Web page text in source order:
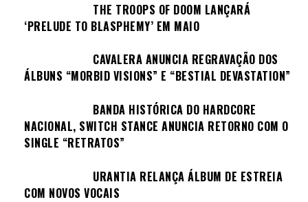
THE TROOPS OF DOOM LANÇARÁ
‘PRELUDE TO BLASPHEMY’ EM MAIO
CAVALERA ANUNCIA REGRAVAÇÃO DOS
ÁLBUNS “MORBID VISIONS” E “BESTIAL DEVASTATION”
BANDA HISTÓRICA DO HARDCORE
NACIONAL, SWITCH STANCE ANUNCIA RETORNO COM O
SINGLE “RETRATOS”
URANTIA RELANÇA ÁLBUM DE ESTREIA
COM NOVOS VOCAIS